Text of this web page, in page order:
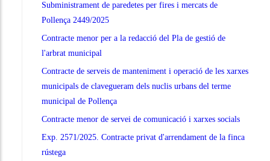
Subministrament de paredetes per fires i mercats de
Pollença 2449/2025
Contracte menor per a la redacció del Pla de gestió de
l'arbrat municipal
Contracte de serveis de manteniment i operació de les xarxes
municipals de clavegueram dels nuclis urbans del terme
municipal de Pollença
Contracte menor de servei de comunicació i xarxes socials
Exp. 2571/2025. Contracte privat d'arrendament de la finca
rústega